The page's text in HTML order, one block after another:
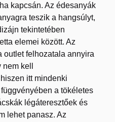
kapcsán. Az édesanyák
teszik a hangsúlyt,
tekintetében
elemei között. Az
outlet felhozatala annyira
kell
itt mindenki
a tökéletes
légáteresztőek és
lehet panasz. Az